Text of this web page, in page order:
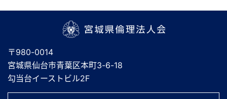
〒980-0014
宮城県仙台市青葉区本町3-6-18
勾当台イーストビル2F